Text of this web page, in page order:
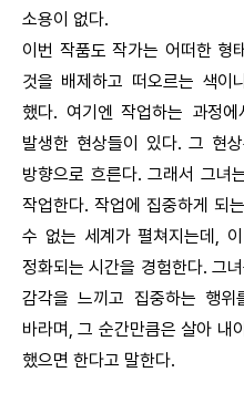
소용이 없다.
이번 작품도 작가는 어떠한 형
것을 배제하고 떠오르는 색이
했다. 여기엔 작업하는 과정
발생한 현상들이 있다. 그 현
방향으로 흐른다. 그래서 그녀
작업한다. 작업에 집중하게 되
수 없는 세계가 펼쳐지는데,
정화되는 시간을 경험한다. 그
감각을 느끼고 집중하는 행
바라며, 그 순간만큼은 살아 내
했으면 한다고 말한다.